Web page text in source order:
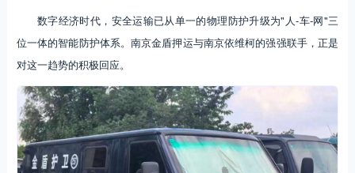
数字经济时代，安全运输已从单一的物理防护升级为"人-车-网"三
位一体的智能防护体系。南京金盾押运与南京依维柯的强强联手，正是
对这一趋势的积极回应。